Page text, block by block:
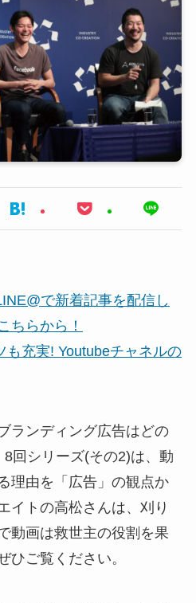
で新着記事を配信し
ちらから！
も充実! Youtubeチャネルの
ランディング広告はどの
回シリーズ(その2)は、動
理由を「広告」の観点か
イトの高松さんは、刈り
動画は救世主の役割を果
ひご覧ください。